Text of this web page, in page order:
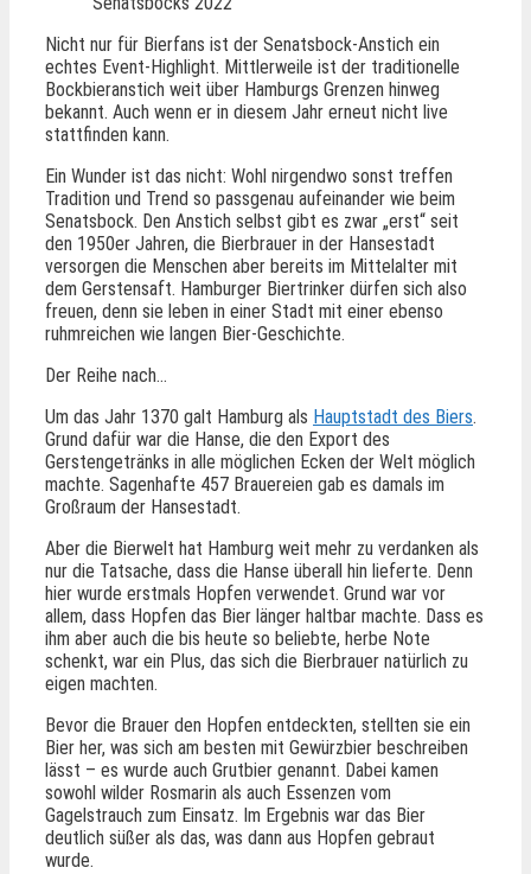
Nicht nur für Bierfans ist der Senatsbock-Anstich ein
echtes Event-Highlight. Mittlerweile ist der traditionelle
Bockbieranstich weit über Hamburgs Grenzen hinweg
bekannt. Auch wenn er in diesem Jahr erneut nicht live
stattfinden kann.
Ein Wunder ist das nicht: Wohl nirgendwo sonst treffen
Tradition und Trend so passgenau aufeinander wie beim
Senatsbock. Den Anstich selbst gibt es zwar „erst“ seit
den 1950er Jahren, die Bierbrauer in der Hansestadt
versorgen die Menschen aber bereits im Mittelalter mit
dem Gerstensaft. Hamburger Biertrinker dürfen sich also
freuen, denn sie leben in einer Stadt mit einer ebenso
ruhmreichen wie langen Bier-Geschichte.
Der Reihe nach…
Um das Jahr 1370 galt Hamburg als Hauptstadt des Biers.
Grund dafür war die Hanse, die den Export des
Gerstengetränks in alle möglichen Ecken der Welt möglich
machte. Sagenhafte 457 Brauereien gab es damals im
Großraum der Hansestadt.
Aber die Bierwelt hat Hamburg weit mehr zu verdanken als
nur die Tatsache, dass die Hanse überall hin lieferte. Denn
hier wurde erstmals Hopfen verwendet. Grund war vor
allem, dass Hopfen das Bier länger haltbar machte. Dass es
ihm aber auch die bis heute so beliebte, herbe Note
schenkt, war ein Plus, das sich die Bierbrauer natürlich zu
eigen machten.
Bevor die Brauer den Hopfen entdeckten, stellten sie ein
Bier her, was sich am besten mit Gewürzbier beschreiben
lässt – es wurde auch Grutbier genannt. Dabei kamen
sowohl wilder Rosmarin als auch Essenzen vom
Gagelstrauch zum Einsatz. Im Ergebnis war das Bier
deutlich süßer als das, was dann aus Hopfen gebraut
wurde.